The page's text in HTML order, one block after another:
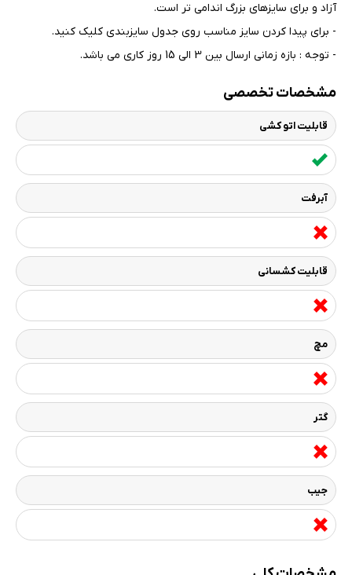
آزاد و برای سایزهای بزرگ اندامی تر است.
- برای پیدا کردن سایز مناسب روی جدول سایزبندی کلیک کنید.
- توجه : بازه زمانی ارسال بین 3 الی 15 روز کاری می باشد.
مشخصات تخصصی
قابلیت اتو کشی
آبرفت
قابلیت کشسانی
مچ
گتر
جیب